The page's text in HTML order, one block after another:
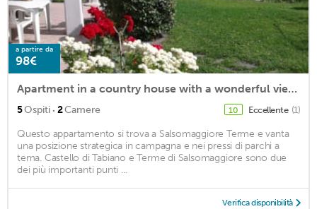
a partire da
98€
Apartment in a country house with a wonderful view over the hills
5Ospiti · 2Camere 10 Eccellente (1)
Questo appartamento si trova a Salsomaggiore Terme e vanta
una posizione strategica in campagna e nei pressi di parchi a
tema. Castello di Tabiano e Terme di Salsomaggiore sono due
dei più importanti punti ...
Verifica disponibilità